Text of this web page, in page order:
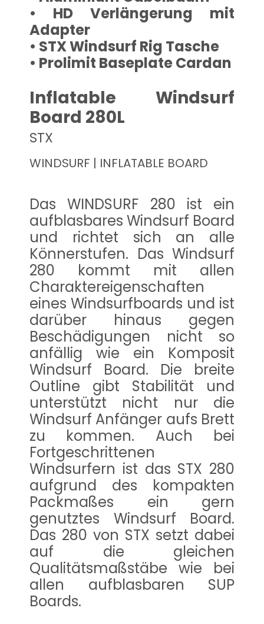
• HD Verlängerung mit
Adapter
• STX Windsurf Rig Tasche
• Prolimit Baseplate Cardan
Inflatable Windsurf
Board 280L
STX
WINDSURF | INFLATABLE BOARD
Das WINDSURF 280 ist ein
aufblasbares Windsurf Board
und richtet sich an alle
Könnerstufen. Das Windsurf
280 kommt mit allen
Charaktereigenschaften
eines Windsurfboards und ist
darüber hinaus gegen
Beschädigungen nicht so
anfällig wie ein Komposit
Windsurf Board. Die breite
Outline gibt Stabilität und
unterstützt nicht nur die
Windsurf Anfänger aufs Brett
zu kommen. Auch bei
Fortgeschrittenen
Windsurfern ist das STX 280
aufgrund des kompakten
Packmaßes ein gern
genutztes Windsurf Board.
Das 280 von STX setzt dabei
auf die gleichen
Qualitätsmaßstäbe wie bei
allen aufblasbaren SUP
Boards.